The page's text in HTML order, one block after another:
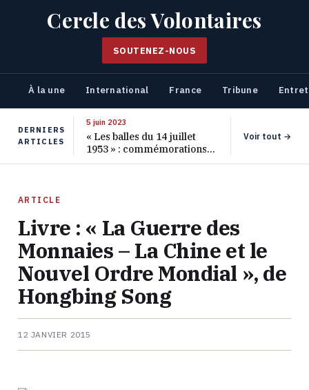
Cercle des Volontaires
SOUTENEZ-NOUS
À la une International France Tribune
DERNIERS
ARTICLES
5 juin 2023
« Les balles du 14 juillet
1953 » : commémorations
pour les 70 ans de ce
Voir tout →
ARTICLE
Livre : « La Guerre des
Monnaies – La Chine et le
Nouvel Ordre Mondial », de
Hongbing Song
12 JANVIER 2015